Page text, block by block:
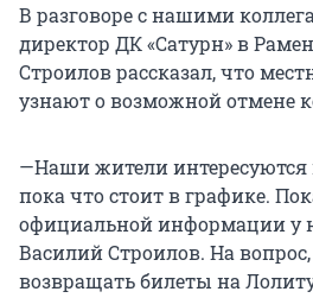
В разговоре с нашими
директор ДК «Сатурн» в
Строилов рассказал, что
узнают о возможной отмене
—Наши жители
пока что стоит в графике.
официальной информации у
Василий Строилов. На
возвращать билеты на